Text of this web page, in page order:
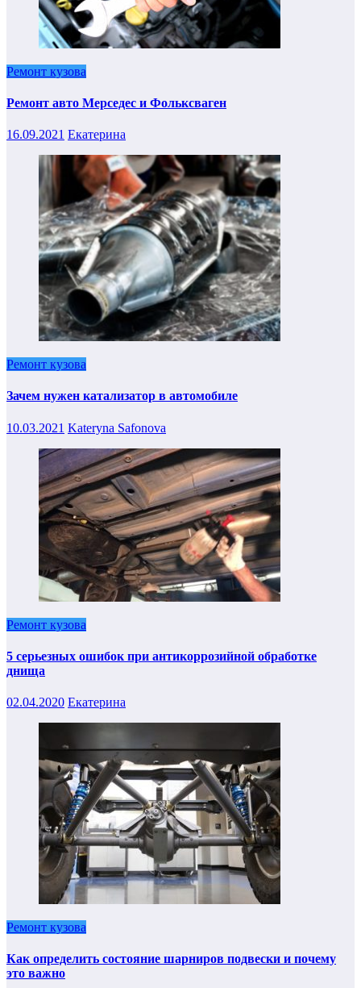
Ремонт кузова
Ремонт авто Мерседес и Фольксваген
16.09.2021 Екатерина
Ремонт кузова
Зачем нужен катализатор в автомобиле
10.03.2021 Kateryna Safonova
Ремонт кузова
5 серьезных ошибок при антикоррозийной обработке
днища
02.04.2020 Екатерина
Ремонт кузова
Как определить состояние шарниров подвески и почему
это важно